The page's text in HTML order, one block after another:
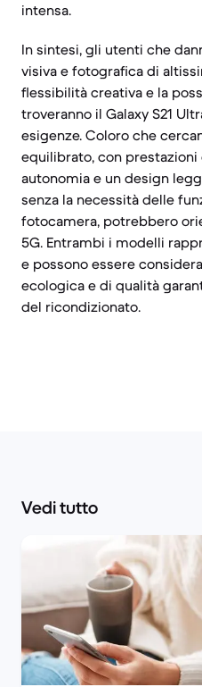
intensa.
In sintesi, gli utenti che
visiva e fotografica di
flessibilità creativa e la
troveranno il Galaxy S21
esigenze. Coloro che
equilibrato, con prestazioni
autonomia e un design
senza la necessità delle
fotocamera, potrebbero
5G. Entrambi i modelli
e possono essere
ecologica e di qualità
del ricondizionato.
Vedi tutto